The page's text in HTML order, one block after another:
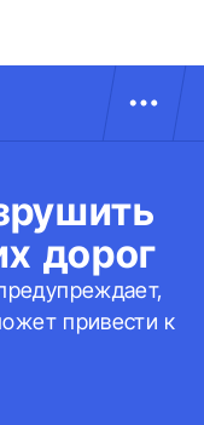
дорог
привести к